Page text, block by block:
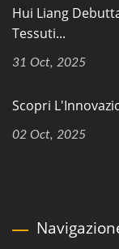
Hui Liang
Tessuti...
31 Oct, 2025
Scopri
02 Oct, 2025